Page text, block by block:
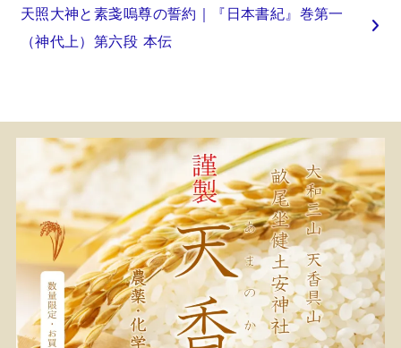
天照大神と素戔嗚尊の誓約｜『日本書紀』巻第一
（神代上）第六段 本伝